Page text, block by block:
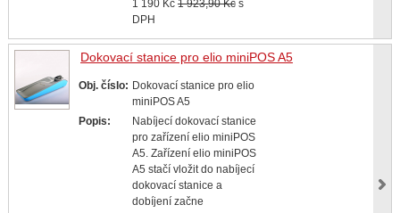
1 190 Kč 1 923,90 Kčs
DPH
Dokovací stanice pro elio miniPOS A5
Obj. číslo: Dokovací stanice pro elio
miniPOS A5
Popis:
Nabíjecí dokovací stanice
pro zařízení elio miniPOS
A5. Zařízení elio miniPOS
A5 stačí vložit do nabíjecí
dokovací stanice a
dobíjení začne